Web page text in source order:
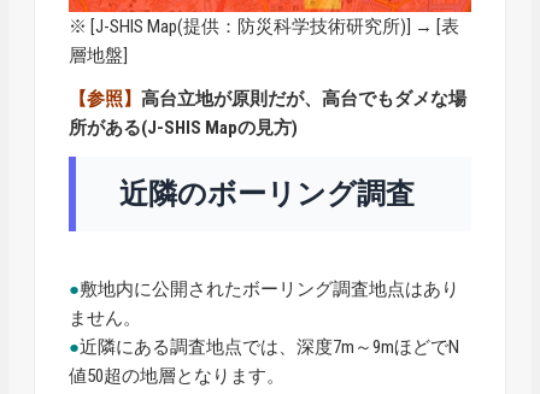
※ [J-SHIS Map(提供：防災科学技術研究所)] → [表
層地盤]
【参照】高台立地が原則だが、高台でもダメな場
所がある(J-SHIS Mapの見方)
近隣のボーリング調査
●敷地内に公開されたボーリング調査地点はあり
ません。
●近隣にある調査地点では、深度7m～9mほどでN
値50超の地層となります。